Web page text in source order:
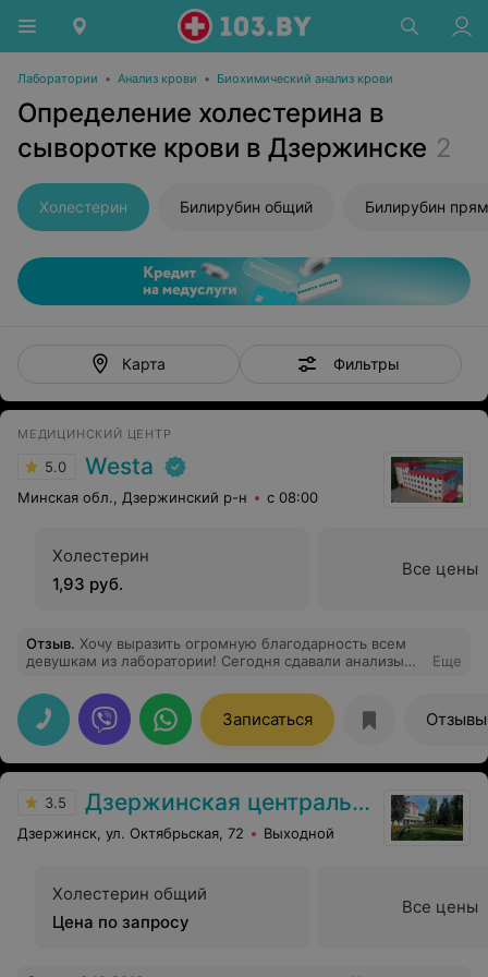
Лаборатории • Анализ крови • Биохимический анализ крови
Определение холестерина в
сыворотке крови в Дзержинске 2
Холестерин Билирубин общий Билирубин
Карта Фильтры
МЕДИЦИНСКИЙ ЦЕНТР
5.0 Westa
Минская обл., Дзержинский р-н с 08:00
Холестерин
1,93 руб.
Все цены
Отзыв. Хочу выразить огромную благодарность всем
девушкам из лаборатории! Сегодня сдавали анализы
пробирок
Еще
Записаться Отзывы
3.5 Дзержинская центральная районная больница
Дзержинск, ул. Октябрьская, 72 Выходной
Холестерин общий
Цена по запросу
Все цены